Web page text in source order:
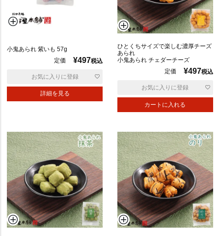
小鬼あられ 紫いも 57g
定価
¥497税込
詳細を見る
お気に入りに登録
ひとくちサイズで楽しむ濃厚チーズ
あられ
小鬼あられ チェダーチーズ
定価
¥497税込
カートに入れる
お気に入りに登録